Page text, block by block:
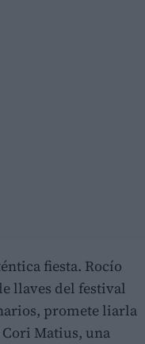
fiesta. Rocío
llaves del festival
promete liarla
Cori Matius, una